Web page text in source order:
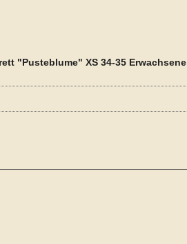
"Pusteblume" XS 34-35 Erwachsene